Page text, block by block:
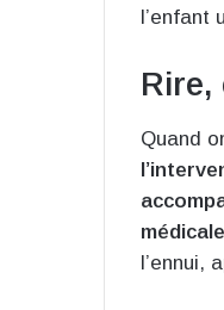
l’enfant
Rire,
Quand
l’ennui,